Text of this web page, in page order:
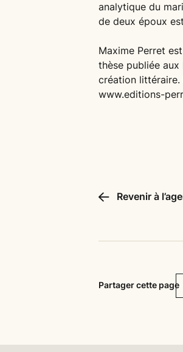
analytique du
de deux époux
Maxime Perret
thèse publiée aux
création littéraire.
www.editions-
Revenir à
Partager cette page